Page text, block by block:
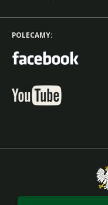
POLECAMY: